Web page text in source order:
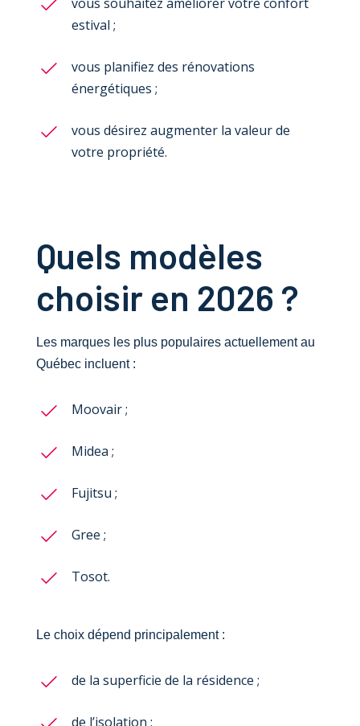
estival ;
vous planifiez des rénovations
énergétiques ;
vous désirez augmenter la valeur de
votre propriété.
Quels modèles
choisir en 2026 ?
Les marques les plus populaires actuellement au
Québec incluent :
Moovair ;
Midea ;
Fujitsu ;
Gree ;
Tosot.
Le choix dépend principalement :
de la superficie de la résidence ;
de l’isolation ;